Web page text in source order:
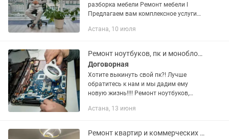
разборка мебели Ремонт мебели l
Предлагаем вам комплексное услуги
разборка мебели. Упаковка мебели и
Астана, 10 июля
Ремонт ноутбуков, пк и моноблоков, быстро, качественно и не дорого!
Договорная
Хотите выкинуть свой пк?! Лучше
обратитесь к нам и мы дадим ему
новую жизнь!!!! Ремонт ноутбуков,
техники. Выезд мастера и диагностика
Астана, 13 июня
Ремонт квартир и коммерческих помещений. Быстро качественно и в срок.